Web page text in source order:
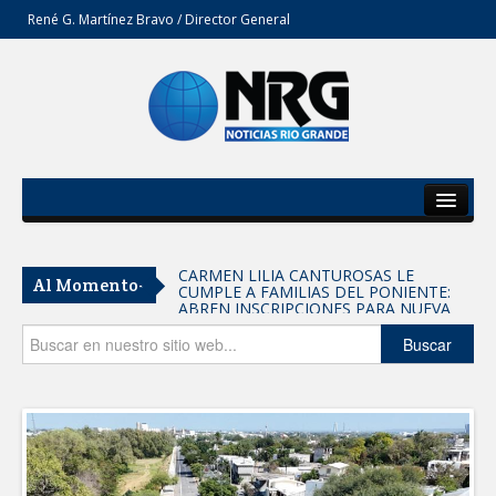
René G. Martínez Bravo / Director General
Del Estado
Secciones
Opinión
Al Momento- CARMEN LILIA CANTUROSAS LE
CUMPLE A FAMILIAS DEL PONIENTE:
ABREN INSCRIPCIONES PARA NUEVA
PRIMARIA EN EL PROGRESO
Entrega SEBIEN paquetes alimentarios
en Tampico
Cuando la crítica construye y no destruye
FORTALECE IMJUVE SALUD MENTAL DE
JÓVENES CON TERAPIAS PSICOLÓGICAS
Buscar